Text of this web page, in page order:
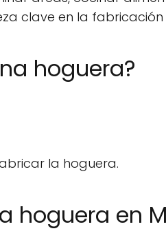
clave en la
hoguera?
la hoguera.
hoguera en